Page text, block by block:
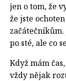
jen o tom, že
že jste
po sté, ale co
Když mám
vždy nějak